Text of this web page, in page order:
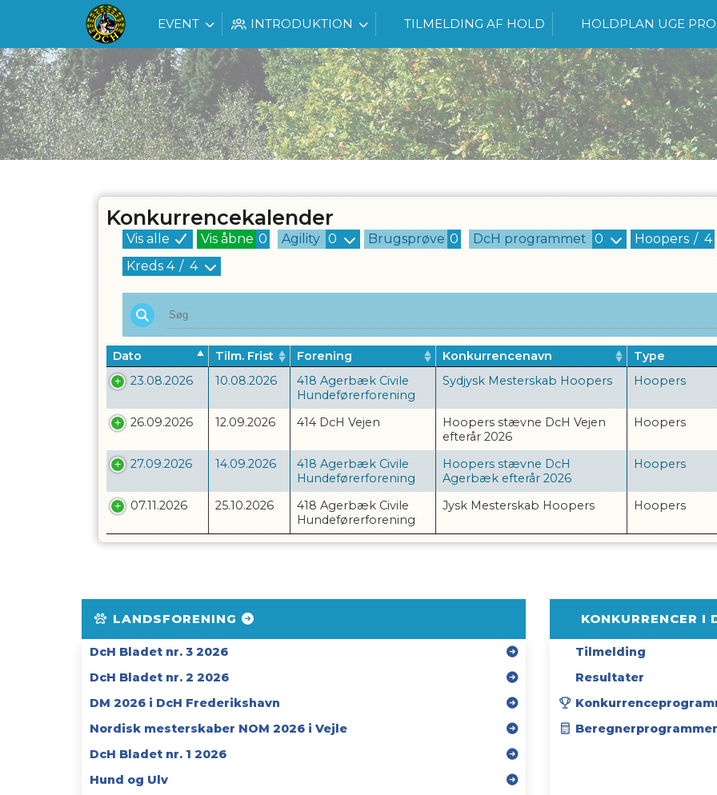
EVENT INTRODUKTION TILMELDING AF HOLD HOLDPLAN UGE
Konkurrencekalender
Vis alle Vis åbne 0 Agility 0 Brugsprøve 0 DcH programmet 0 Hoopers / 4
Kreds 4 / 4
Dato Tilm. Frist Forening Konkurrencenavn
Type
23.08.2026
10.08.2026
418 Agerbæk Civile
Hundeførerforening
Sydjysk Mesterskab Hoopers Hoopers
26.09.2026 12.09.2026 414 DcH Vejen
Hoopers stævne DcH Vejen
efterår 2026
Hoopers
27.09.2026 14.09.2026
418 Agerbæk Civile
Hundeførerforening
Hoopers stævne DcH
Agerbæk efterår 2026
Hoopers
07.11.2026 25.10.2026
418 Agerbæk Civile
Hundeførerforening
Jysk Mesterskab Hoopers Hoopers
LANDSFORENING
DcH Bladet nr. 3 2026
DcH Bladet nr. 2 2026
DM 2026 i DcH Frederikshavn
Nordisk mesterskaber NOM 2026 i Vejle
DcH Bladet nr. 1 2026
Hund og Ulv
KONKURRENCER I
Tilmelding
Resultater
Beregnerprogrammer